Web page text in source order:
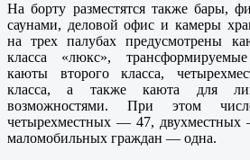
На борту разместятся также бары,
саунами, деловой офис и камеры
на трех палубах предусмотрены
класса «люкс», трансформируемые
каюты второго класса,
класса, а также каюта для
возможностями. При этом
четырехместных — 47,
маломобильных граждан — одна.